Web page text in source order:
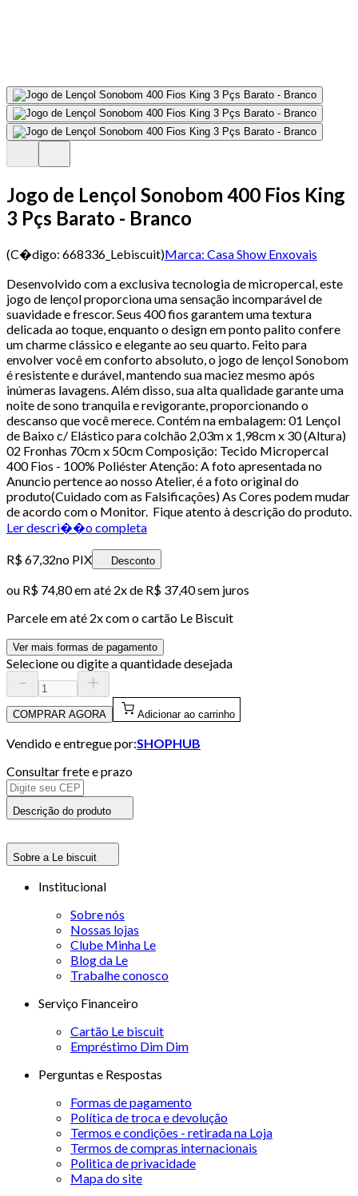
Jogo de Lençol Sonobom 400 Fios King
3 Pçs Barato - Branco
(C�digo: 668336_Lebiscuit)Marca: Casa Show Enxovais
Desenvolvido com a exclusiva tecnologia de micropercal, este
jogo de lençol proporciona uma sensação incomparável de
suavidade e frescor. Seus 400 fios garantem uma textura
delicada ao toque, enquanto o design em ponto palito confere
um charme clássico e elegante ao seu quarto. Feito para
envolver você em conforto absoluto, o jogo de lençol Sonobom
é resistente e durável, mantendo sua maciez mesmo após
inúmeras lavagens. Além disso, sua alta qualidade garante uma
noite de sono tranquila e revigorante, proporcionando o
descanso que você merece. Contém na embalagem: 01 Lençol
de Baixo c/ Elástico para colchão 2,03m x 1,98cm x 30 (Altura)
02 Fronhas 70cm x 50cm Composição: Tecido Micropercal
400 Fios - 100% Poliéster Atenção: A foto apresentada no
Anuncio pertence ao nosso Atelier, é a foto original do
produto(Cuidado com as Falsificações) As Cores podem mudar
de acordo com o Monitor. Fique atento à descrição do produto.
Ler descri��o completa
R$ 67,32no PIX Desconto
ou R$ 74,80em até 2x de R$ 37,40 sem juros
Parcele em até 2x com o cartão Le Biscuit
Ver mais formas de pagamento
Selecione ou digite a quantidade desejada
COMPRAR AGORA Adicionar ao carrinho
Vendido e entregue por:SHOPHUB
Consultar frete e prazo
Descrição do produto
Sobre a Le biscuit
Institucional
Sobre nós
Nossas lojas
Clube Minha Le
Blog da Le
Trabalhe conosco
Serviço Financeiro
Cartão Le biscuit
Empréstimo Dim Dim
Perguntas e Respostas
Formas de pagamento
Política de troca e devolução
Termos e condições - retirada na Loja
Termos de compras internacionais
Politica de privacidade
Mapa do site